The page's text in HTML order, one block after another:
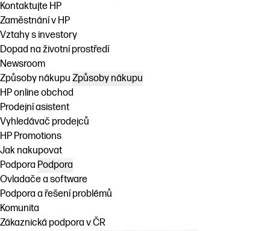
Kontaktujte HP
Zaměstnání v HP
Vztahy s investory
Dopad na životní prostředí
Newsroom
Způsoby nákupu Způsoby nákupu
HP online obchod
Prodejní asistent
Vyhledávač prodejců
HP Promotions
Jak nakupovat
Podpora Podpora
Ovladače a software
Podpora a řešení problémů
Komunita
Zákaznická podpora v ČR